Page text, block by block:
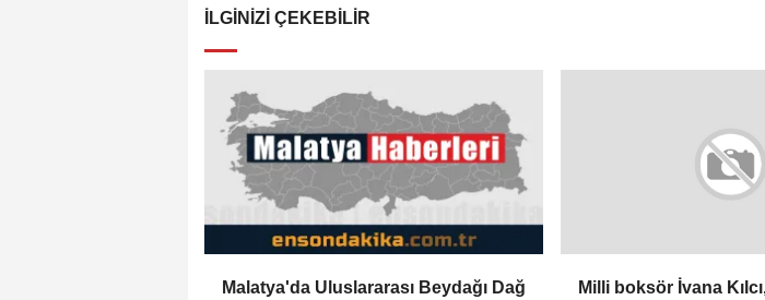
İLGINIZI ÇEKEBILIR
Malatya'da Uluslararası Beydağı Dağ
Milli boksör İvana